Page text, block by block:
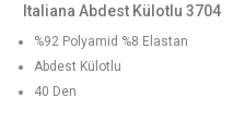
Italiana Abdest Külotlu 3704
%92 Polyamid %8 Elastan
Abdest Külotlu
40 Den